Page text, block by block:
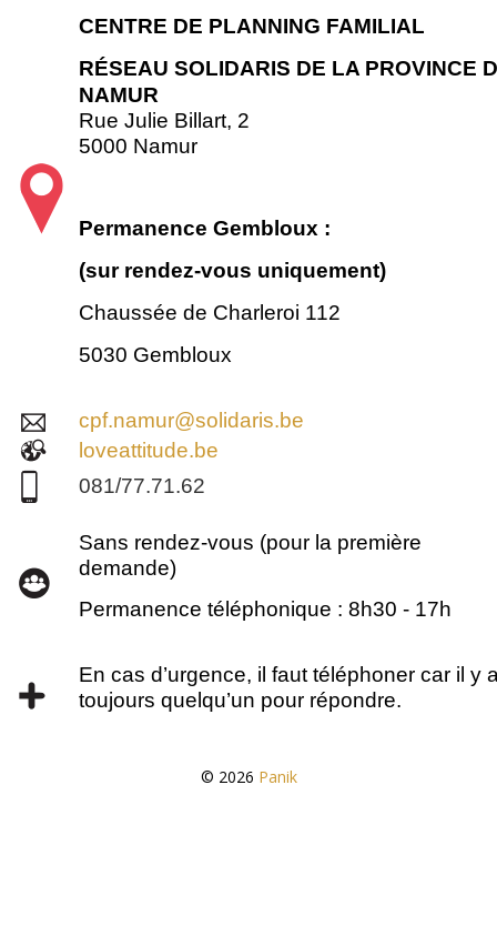
CENTRE DE PLANNING FAMILIAL
RÉSEAU SOLIDARIS DE LA PROVINCE
NAMUR
Rue Julie Billart, 2
5000 Namur
Permanence Gembloux :
(sur rendez-vous uniquement)
Chaussée de Charleroi 112
5030 Gembloux
cpf.namur@solidaris.be
loveattitude.be
081/77.71.62
Sans rendez-vous (pour la première
demande)
Permanence téléphonique : 8h30 - 17h
En cas d’urgence, il faut téléphoner car il y
toujours quelqu’un pour répondre.
© 2026 Panik